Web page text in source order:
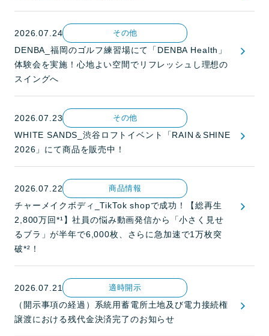
2026.07.24 その他
DENBA_福岡のゴルフ練習場にて「DENBA Health」
体験会を実施！心地よい空間でリフレッシュし理想の
スイングへ
2026.07.23 その他
WHITE SANDS_渋谷ロフトイベント「RAIN＆SHINE
2026」にて商品を販売中！
2026.07.22 商品情報
チャーメイクボディ_TikTok shopで成功！【総再生
2,800万回*¹】社員の悩み動画発信から「小さく見せ
るブラ」が半年で6,000枚、さらに急加速で1万枚突
破*²！
2026.07.21 適時開示
（開示事項の経過）系統用蓄電所土地及び電力接続権
譲渡における残代金決済完了のお知らせ